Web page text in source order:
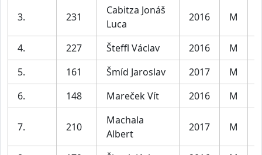
3. 231
Cabitza Jonáš
Luca
2016 M
4. 227 Šteffl Václav 2016 M
5.
161 Šmíd Jaroslav 2017 M
6.
148 Mareček Vít 2016 M
7. 210
Machala
Albert
2017 M